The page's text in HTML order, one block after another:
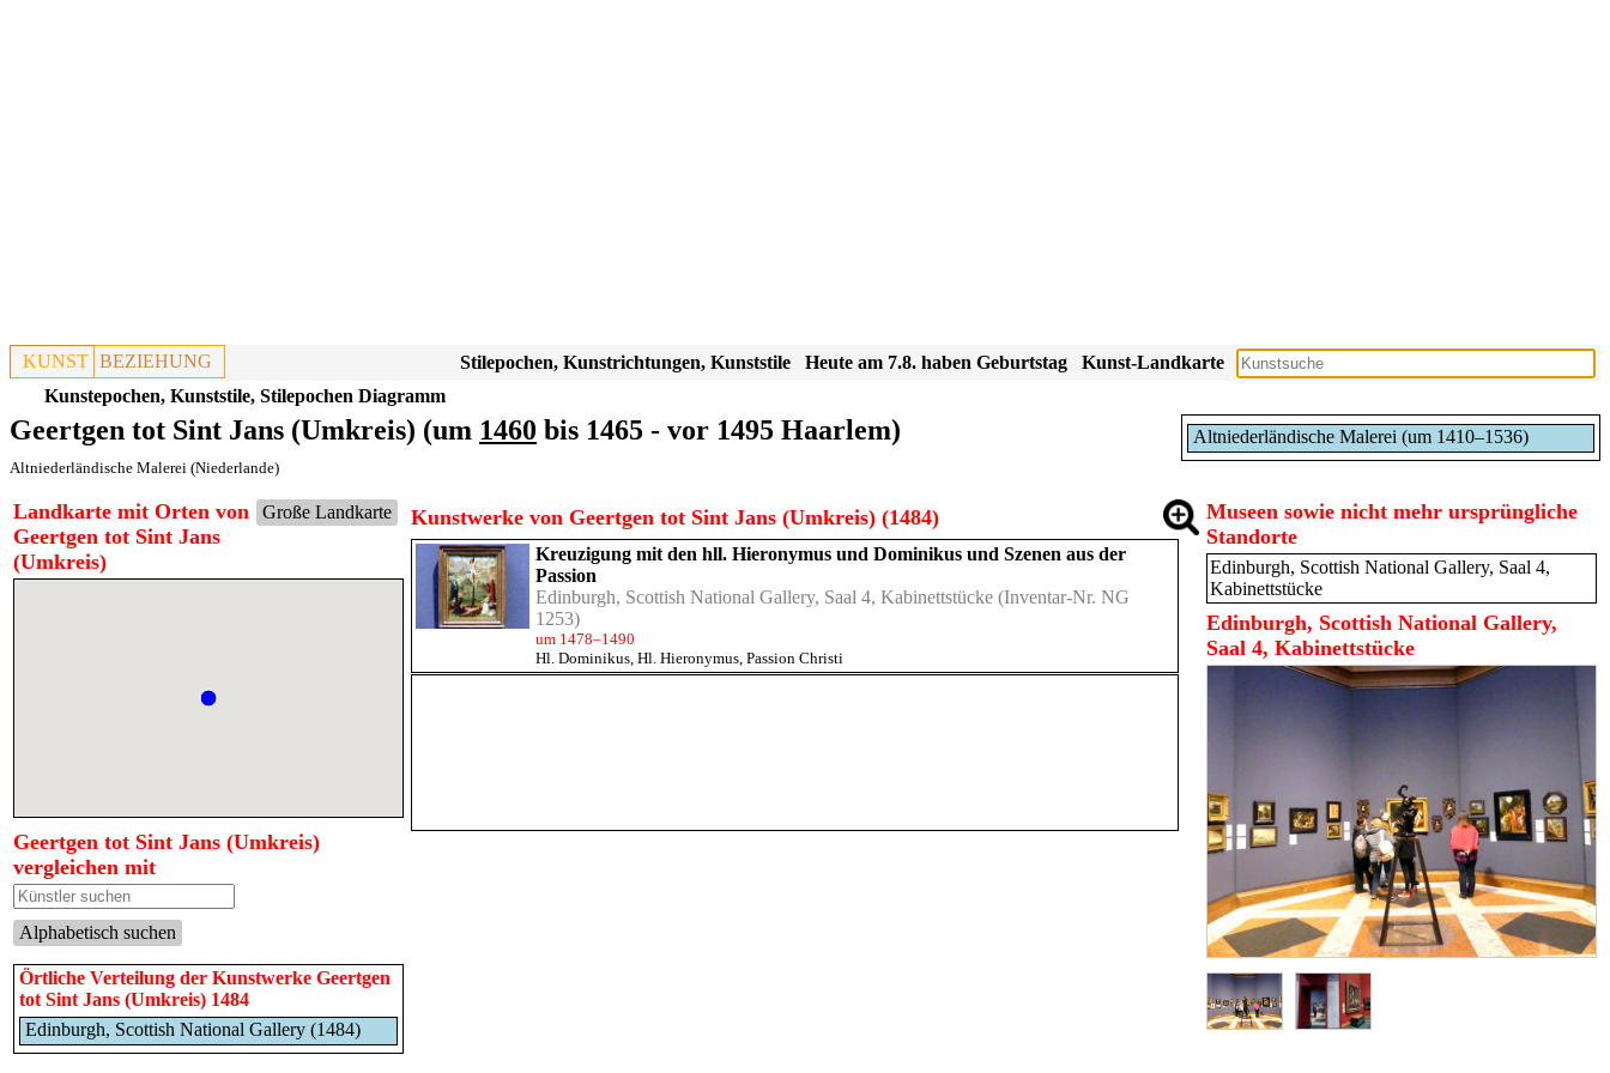
KUNST BEZIEHUNG Kunst-Landkarte
Heute am 7.8. haben Geburtstag
Stilepochen, Kunstrichtungen, Kunststile
Kunstepochen, Kunststile, Stilepochen Diagramm
Altniederländische Malerei (um 1410–1536)
Geertgen tot Sint Jans (Umkreis) (um 1460 bis 1465 - vor 1495 Haarlem)
Altniederländische Malerei (Niederlande)
Große Landkarte
Landkarte mit Orten von
Geertgen tot Sint Jans
(Umkreis)
Geertgen tot Sint Jans (Umkreis)
vergleichen mit
Alphabetisch suchen
Örtliche Verteilung der Kunstwerke Geertgen
tot Sint Jans (Umkreis) 1484
Edinburgh, Scottish National Gallery (1484)
Kunstwerke von Geertgen tot Sint Jans (Umkreis) (1484)
Kreuzigung mit den hll. Hieronymus und Dominikus und Szenen aus der
Passion
Edinburgh, Scottish National Gallery, Saal 4, Kabinettstücke (Inventar-Nr. NG
1253)
um 1478–1490
Hl. Dominikus, Hl. Hieronymus, Passion Christi
Museen sowie nicht mehr ursprüngliche
Standorte
Edinburgh, Scottish National Gallery, Saal 4,
Kabinettstücke
Edinburgh, Scottish National Gallery,
Saal 4, Kabinettstücke